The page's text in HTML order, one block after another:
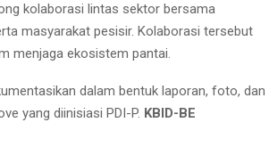
kolaborasi lintas sektor bersama
masyarakat pesisir. Kolaborasi tersebut
menjaga ekosistem pantai.
dalam bentuk laporan, foto, dan
yang diinisiasi PDI-P. KBID-BE